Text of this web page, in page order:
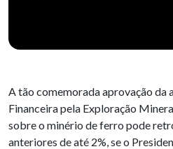
A tão comemorada aprovação da
Financeira pela Exploração
sobre o minério de ferro pode
anteriores de até 2%, se o